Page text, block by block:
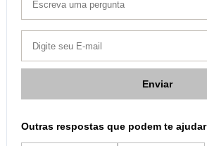
Enviar
Outras respostas que podem te ajudar